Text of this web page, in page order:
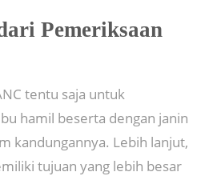
Pemeriksaan
tentu saja untuk
hamil beserta dengan janin
kandungannya. Lebih lanjut,
tujuan yang lebih besar